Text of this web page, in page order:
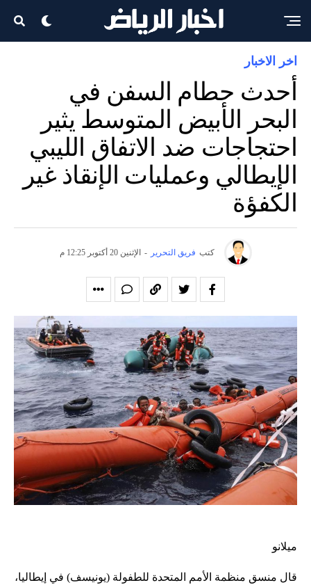
اخر الاخبار
أحدث حطام السفن في
البحر الأبيض المتوسط ​​يثير
احتجاجات ضد الاتفاق الليبي
الإيطالي وعمليات الإنقاذ غير
الكفؤة
كتب فريق التحرير - الإثنين 20 أكتوبر 12:25 م
ميلانو
قال منسق منظمة الأمم المتحدة للطفولة (يونيسف) في إيطاليا،